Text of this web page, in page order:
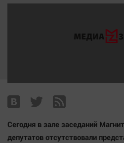
Курилка
Поиск
Архив
Сегодня в зале заседаний
депутатов отсутствовали